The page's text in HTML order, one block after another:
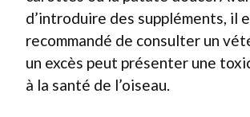
d’introduire des suppléments, il
recommandé de consulter un
un excès peut présenter une
à la santé de l’oiseau.